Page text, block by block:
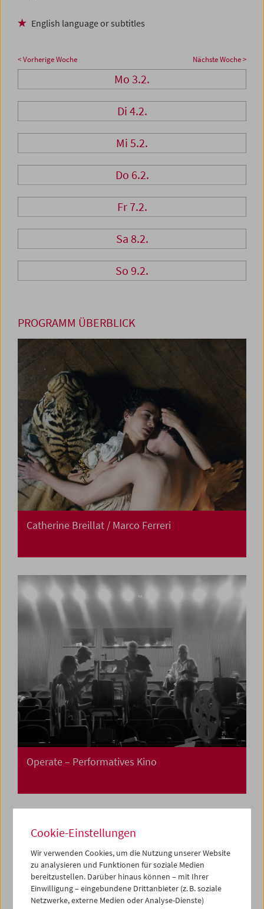
English language or subtitles
< Vorherige Woche Nächste Woche >
Mo 3.2.
Di 4.2.
Mi 5.2.
Do 6.2.
Fr 7.2.
Sa 8.2.
So 9.2.
PROGRAMM ÜBERBLICK
Catherine Breillat / Marco Ferreri
Operate – Performatives Kino
Cookie-Einstellungen
Wir verwenden Cookies, um die Nutzung unserer Website
zu analysieren und Funktionen für soziale Medien
bereitzustellen. Darüber hinaus können – mit Ihrer
Einwilligung – eingebundene Drittanbieter (z. B. soziale
Netzwerke, externe Medien oder Analyse-Dienste)